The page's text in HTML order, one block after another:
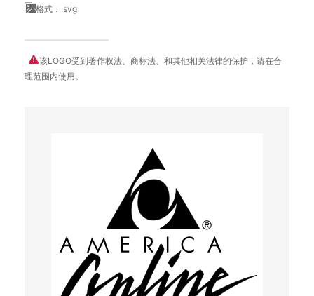
格式：.svg
该LOGO受到著作权法、商标法、和其他相关法律的保护，请在合
理范围内使用。